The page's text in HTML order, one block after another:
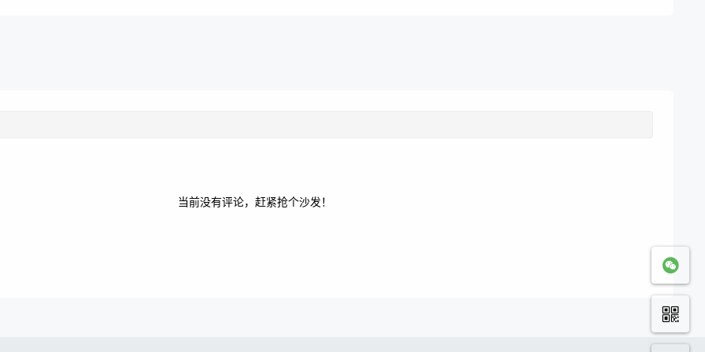
当前没有评论，赶紧抢个沙发！